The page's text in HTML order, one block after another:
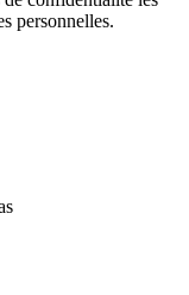
personnelles.